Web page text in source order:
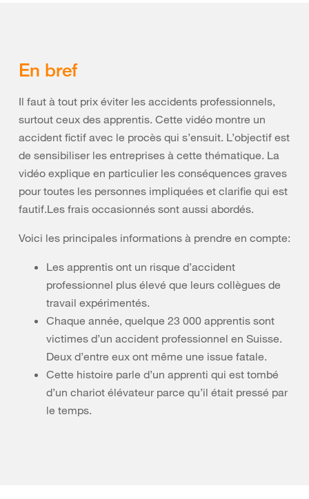
En bref
Il faut à tout prix éviter les accidents professionnels,
surtout ceux des apprentis. Cette vidéo montre un
accident fictif avec le procès qui s’ensuit. L’objectif est
de sensibiliser les entreprises à cette thématique. La
vidéo explique en particulier les conséquences graves
pour toutes les personnes impliquées et clarifie qui est
fautif.Les frais occasionnés sont aussi abordés.
Voici les principales informations à prendre en compte:
Les apprentis ont un risque d’accident
professionnel plus élevé que leurs collègues de
travail expérimentés.
Chaque année, quelque 23 000 apprentis sont
victimes d’un accident professionnel en Suisse.
Deux d’entre eux ont même une issue fatale.
Cette histoire parle d’un apprenti qui est tombé
d’un chariot élévateur parce qu’il était pressé par
le temps.